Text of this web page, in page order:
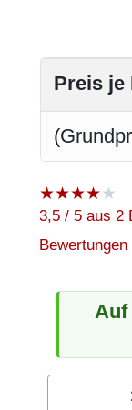
Preis je
★★★★★
3,5 / 5 aus 2
Bewertungen
Auf